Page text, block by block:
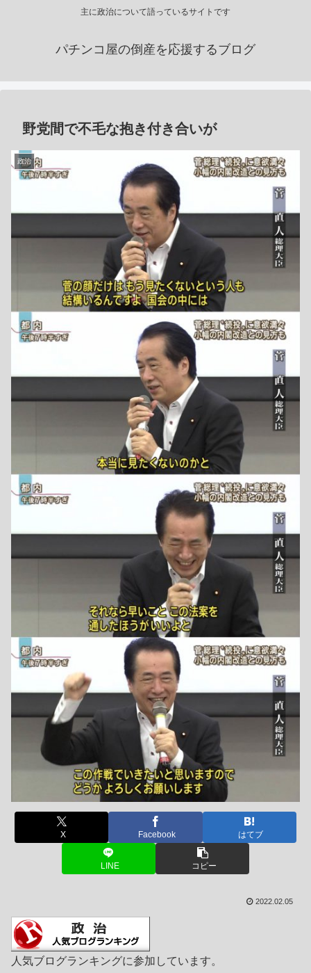
主に政治について語っているサイトです
パチンコ屋の倒産を応援するブログ
野党間で不毛な抱き付き合いが
政治
X Facebook はてブ
LINE コピー
2022.02.05
人気ブログランキングに参加しています。